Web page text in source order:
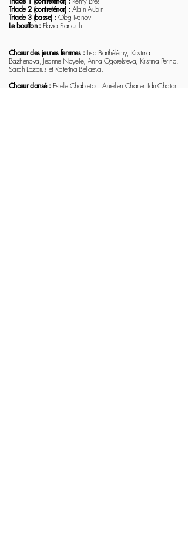
Triade 2 (contreténor) : Alain Aubin
Triade 3 (basse) : Oleg Ivanov
​Le bouffon : Flavio Franciulli
Chœur des jeunes femmes : Lisa Barthélémy, Kristina
Bazhenova, Jeanne Noyelle, Anna Ogorelsteva, Kristina Perina,
Sarah Lazarus et Katerina Beliaeva.
Chœur dansé : Estelle Chabretou, Aurélien Charier, Idir Chatar,